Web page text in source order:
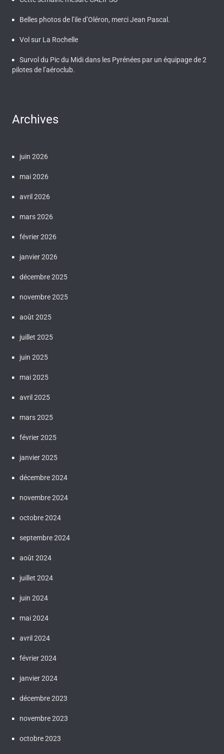
Belles photos de l’ile d’Oléron, merci Jean Pascal.
Vol sur La Rochelle
Survol du Pic du Midi dans les Pyrénées par un équipage de 2
pilotes de l’aéroclub.
Archives
juin 2026
mai 2026
avril 2026
mars 2026
février 2026
janvier 2026
décembre 2025
novembre 2025
août 2025
juillet 2025
juin 2025
mai 2025
avril 2025
mars 2025
février 2025
janvier 2025
décembre 2024
novembre 2024
octobre 2024
septembre 2024
août 2024
juillet 2024
juin 2024
mai 2024
avril 2024
février 2024
janvier 2024
décembre 2023
novembre 2023
octobre 2023